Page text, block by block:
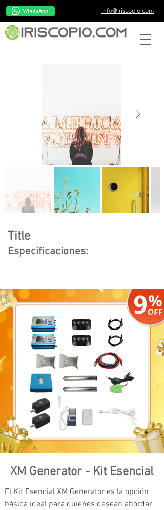
info@iriscopio.com
Title
Especificaciones:
XM Generator - Kit Esencial
El Kit Esencial XM Generator es la opción
básica ideal para quienes desean abordar